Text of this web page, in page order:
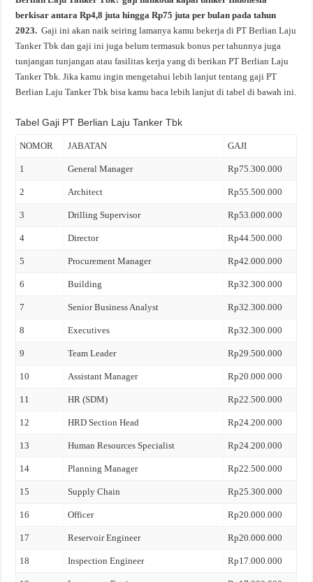
berkisar antara Rp4,8 juta hingga Rp75 juta per bulan pada tahun
2023.Gaji ini akan naik seiring lamanya kamu bekerja di PT Berlian Laju
Tanker Tbk dan gaji ini juga belum termasuk bonus per tahunnya juga
tunjangan tunjangan atau fasilitas kerja yang di berikan PT Berlian Laju
Tanker Tbk. Jika kamu ingin mengetahui lebih lanjut tentang gaji PT
Berlian Laju Tanker Tbk bisa kamu baca lebih lanjut di tabel di bawah ini.
Tabel Gaji PT Berlian Laju Tanker Tbk
NOMOR JABATAN GAJI
1 General Manager Rp75.300.000
2 Architect Rp55.500.000
3 Drilling Supervisor Rp53.000.000
4 Director Rp44.500.000
5 Procurement Manager Rp42.000.000
6 Building Rp32.300.000
7 Senior Business Analyst Rp32.300.000
8 Executives Rp32.300.000
9 Team Leader Rp29.500.000
10 Assistant Manager Rp20.000.000
11 HR (SDM) Rp22.500.000
12 HRD Section Head Rp24.200.000
13 Human Resources Specialist Rp24.200.000
14 Planning Manager Rp22.500.000
15 Supply Chain Rp25.300.000
16 Officer Rp20.000.000
17 Reservoir Engineer Rp20.000.000
18 Inspection Engineer Rp17.000.000